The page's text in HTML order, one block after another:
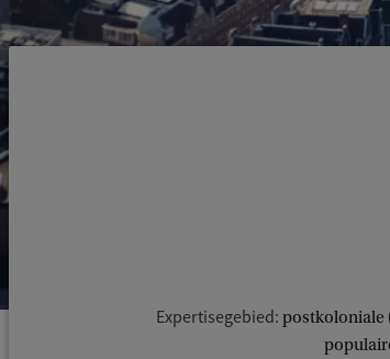
Expertisegebied: postkoloniale